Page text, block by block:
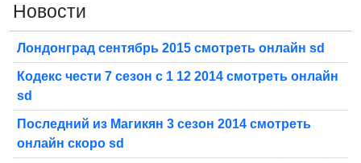
Новости
Лондонград сентябрь 2015 смотреть онлайн sd
Кодекс чести 7 сезон с 1 12 2014 смотреть онлайн
sd
Последний из Магикян 3 сезон 2014 смотреть
онлайн скоро sd